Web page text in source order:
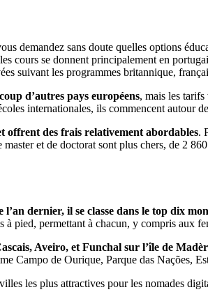
demandez sans doute quelles options
cours se donnent principalement en
suivant les programmes britannique,
d’autres pays européens, mais les
internationales, ils commencent autour
offrent des frais relativement abordables.
et de doctorat sont plus chers, de 2
l’an dernier, il se classe dans le top dix
pied, permettant à chacun, y compris aux
Aveiro, et Funchal sur l’île de
Campo de Ourique, Parque das Nações,
les plus attractives pour les nomades